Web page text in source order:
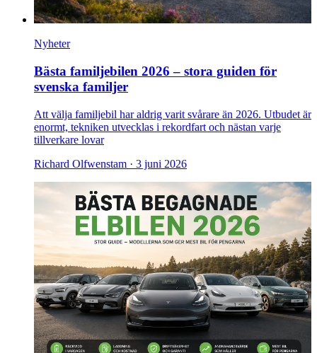
Nyheter
Bästa familjebilen 2026 – stora guiden för
svenska familjer
Att välja familjebil har aldrig varit svårare än 2026. Utbudet är
enormt, tekniken utvecklas i rekordfart och nästan varje
tillverkare lovar
Richard Olfwenstam · 3 juni 2026